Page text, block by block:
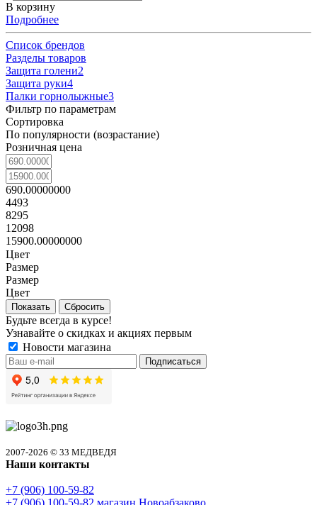
В корзину
Подробнее
Список брендов
Разделы товаров
Защита голени2
Защита руки4
Палки горнолыжные3
Фильтр по параметрам
Сортировка
По популярности (возрастание)
Розничная цена
690.00000000
4493
8295
12098
15900.00000000
Цвет
Размер
Размер
Цвет
Сбросить
Будьте всегда в курсе!
Узнавайте о скидках и акциях первым
Новости магазина
2007-2026 © 33 МЕДВЕДЯ
Наши контакты
+7 (906) 100-59-82